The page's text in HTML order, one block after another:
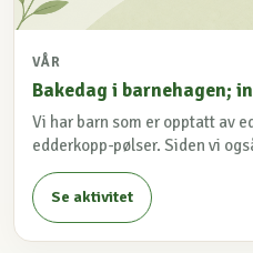
VÅR
Bakedag i barnehagen;
Vi har barn som er opptatt av
edderkopp-pølser. Siden vi
Se aktivitet